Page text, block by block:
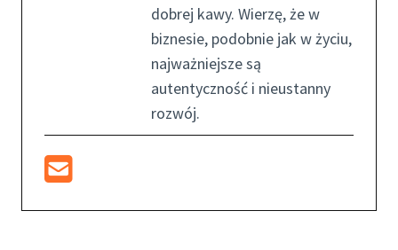
dobrej kawy. Wierzę, że w
biznesie, podobnie jak w życiu,
najważniejsze są
autentyczność i nieustanny
rozwój.